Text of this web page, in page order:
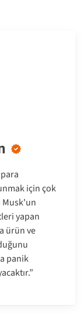
için çok
Musk'un
yapan
ürün ve
panik